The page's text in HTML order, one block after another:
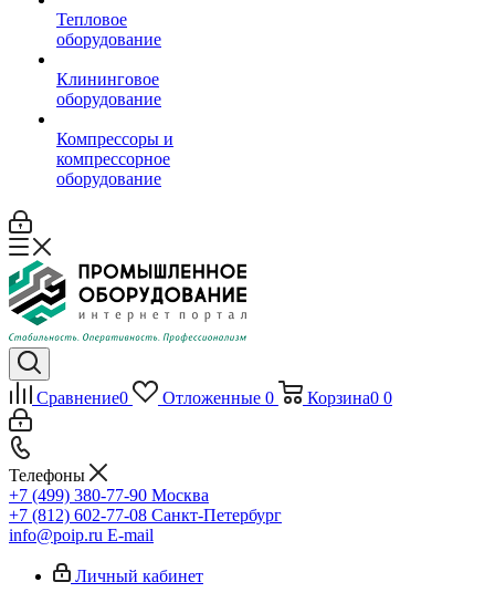
Тепловое
оборудование
Клининговое
оборудование
Компрессоры и
компрессорное
оборудование
Сравнение0 Отложенные 0 Корзина0 0
Телефоны
+7 (499) 380-77-90 Москва
+7 (812) 602-77-08 Санкт-Петербург
info@poip.ru E-mail
Личный кабинет